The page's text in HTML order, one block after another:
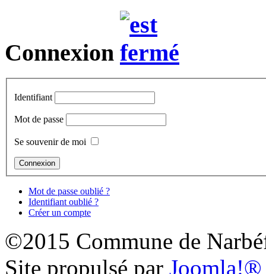
Connexion
Identifiant
Mot de passe
Se souvenir de moi
Mot de passe oublié ?
Identifiant oublié ?
Créer un compte
©2015 Commune de
Site propulsé par Joomla!®